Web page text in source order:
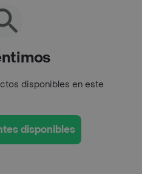
disponibles en este
disponibles